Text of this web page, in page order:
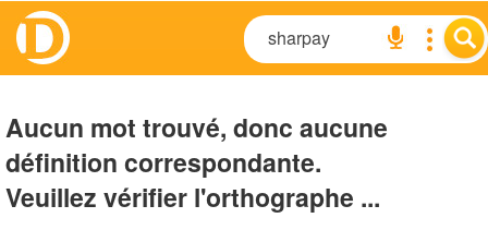
Aucun mot trouvé, donc aucune
définition correspondante.
Veuillez vérifier l'orthographe ...